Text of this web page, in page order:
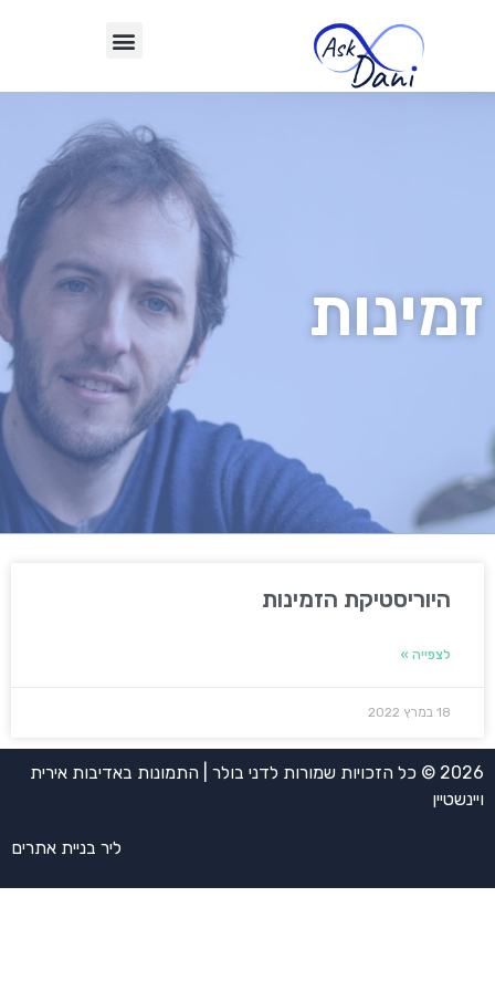
זמינות
היוריסטיקת הזמינות
לצפייה »
18 במרץ 2022
2026 © כל הזכויות שמורות לדני בולר | התמונות באדיבות אירית
ויינשטיין
ליר בניית אתרים